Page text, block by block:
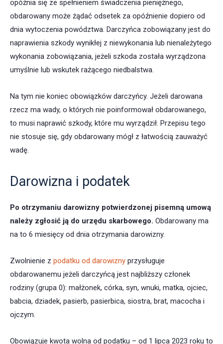
opóźnia się ze spełnieniem świadczenia pieniężnego,
obdarowany może żądać odsetek za opóźnienie dopiero od
dnia wytoczenia powództwa. Darczyńca zobowiązany jest do
naprawienia szkody wynikłej z niewykonania lub nienależytego
wykonania zobowiązania, jeżeli szkoda została wyrządzona
umyślnie lub wskutek rażącego niedbalstwa.
Na tym nie koniec obowiązków darczyńcy. Jeżeli darowana
rzecz ma wady, o których nie poinformował obdarowanego,
to musi naprawić szkody, które mu wyrządził. Przepisu tego
nie stosuje się, gdy obdarowany mógł z łatwością zauważyć
wadę.
Darowizna i podatek
Po otrzymaniu darowizny potwierdzonej pisemną umową
należy zgłosić ją do urzędu skarbowego. Obdarowany ma
na to 6 miesięcy od dnia otrzymania darowizny.
Zwolnienie z podatku od darowizny przysługuje
obdarowanemu jeżeli darczyńcą jest najbliższy członek
rodziny (grupa 0): małżonek, córka, syn, wnuki, matka, ojciec,
babcia, dziadek, pasierb, pasierbica, siostra, brat, macocha i
ojczym.
Obowiązuje kwota wolna od podatku – od 1 lipca 2023 roku to